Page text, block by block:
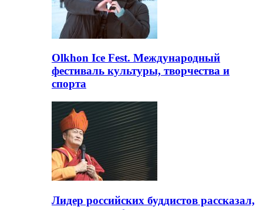
Olkhon Ice Fest. Международный
фестиваль культуры, творчества и
спорта
Лидер российских буддистов рассказал,